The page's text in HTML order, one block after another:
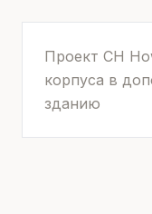
Проект CH
корпуса в
зданию